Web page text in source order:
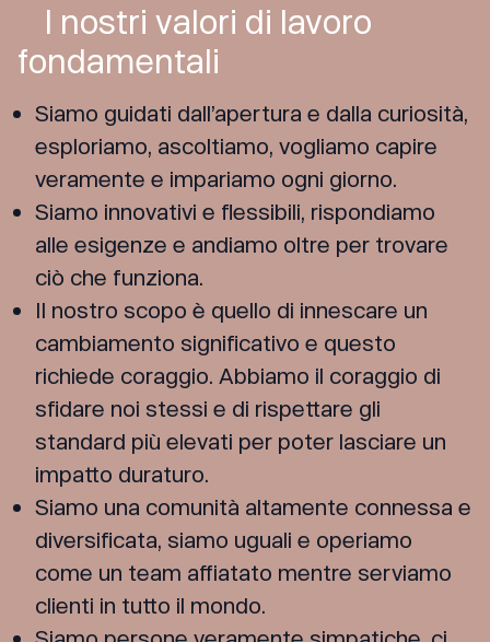
I nostri valori di lavoro
fondamentali
Siamo guidati dall’apertura e dalla curiosità,
esploriamo, ascoltiamo, vogliamo capire
veramente e impariamo ogni giorno.
Siamo innovativi e flessibili, rispondiamo
alle esigenze e andiamo oltre per trovare
ciò che funziona.
Il nostro scopo è quello di innescare un
cambiamento significativo e questo
richiede coraggio. Abbiamo il coraggio di
sfidare noi stessi e di rispettare gli
standard più elevati per poter lasciare un
impatto duraturo.
Siamo una comunità altamente connessa e
diversificata, siamo uguali e operiamo
come un team affiatato mentre serviamo
clienti in tutto il mondo.